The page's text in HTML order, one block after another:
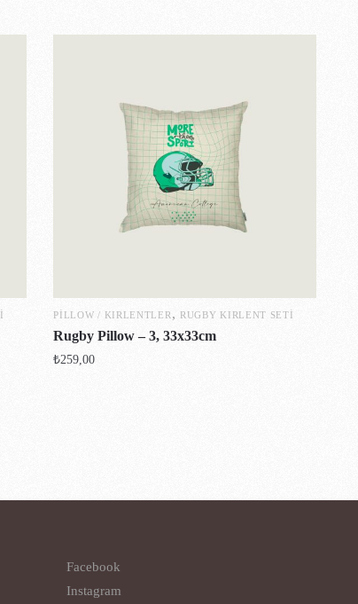
PILLOW / KIRLENTLER , RUGBY KIRLENT SETI
Rugby Pillow – 3, 33x33cm
₺259,00
Facebook
Instagram